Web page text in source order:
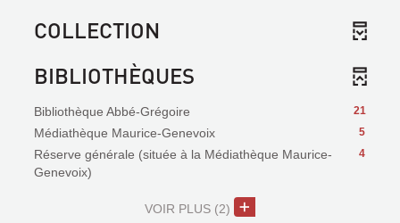
COLLECTION
BIBLIOTHÈQUES
21
Bibliothèque Abbé-Grégoire
5
Médiathèque Maurice-Genevoix
4
Réserve générale (située à la Médiathèque Maurice-
Genevoix)
VOIR PLUS (2)